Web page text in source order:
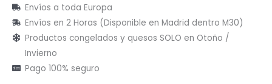
Envíos a toda Europa
Envíos en 2 Horas (Disponible en Madrid dentro M30)
Productos congelados y quesos SOLO en Otoño /
Invierno
Pago 100% seguro